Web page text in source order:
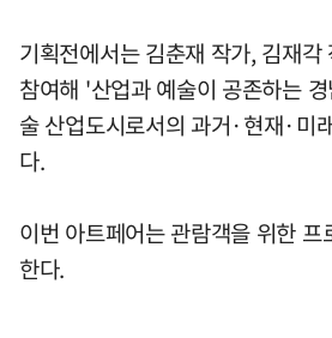
기획전에서는 김춘재 작가, 김재
참여해 '산업과 예술이 공존하는
술 산업도시로서의 과거·현재·미
다.
이번 아트페어는 관람객을 위한
한다.